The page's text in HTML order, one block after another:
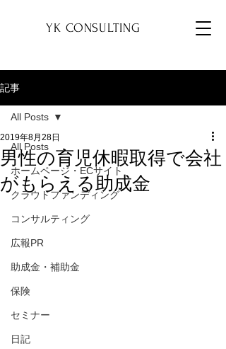
YK CONSULTING
記事
All Posts
ホームページ・ECサイト
クラウドファンディング
コンサルティング
広報PR
助成金・補助金
保険
セミナー
日記
All Posts
男性の育児休暇取得で会社
がもらえる助成金
2019年8月28日